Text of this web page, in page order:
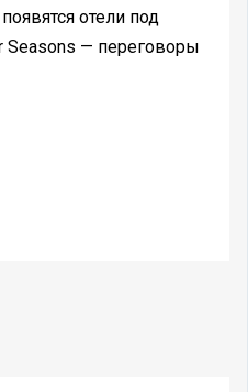
отели под
Seasons — переговоры